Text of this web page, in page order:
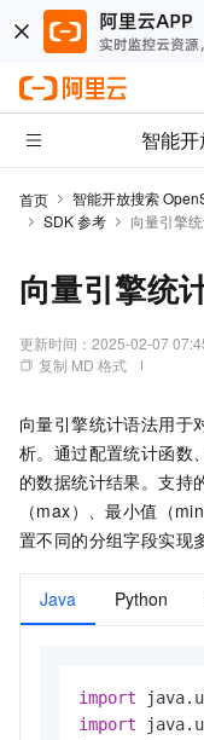
智能
首页 智能开放搜索
SDK 参考
向量引擎
向量引擎统
更新时间： 2025-02-07
复制 MD 格式
向量引擎统计语法用于
析。通过配置统计函数
的数据统计结果。支持
（max）、最小值（
置不同的分组字段实现
Java Python
import
import